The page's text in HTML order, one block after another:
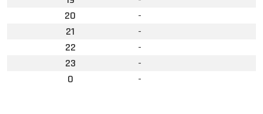
20
-
21
-
22
-
23
-
0
-